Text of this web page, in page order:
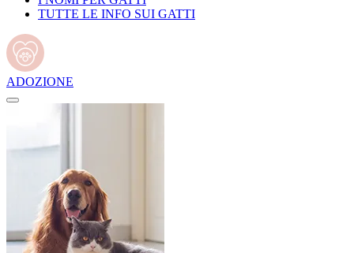
TUTTE LE INFO SUI GATTI
ADOZIONE